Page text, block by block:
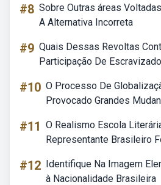
#8 Sobre Outras áreas
A Alternativa Incorreta
#9 Quais Dessas Revoltas
Participação De
#10 O Processo De
Provocado Grandes
#11 O Realismo Escola
Representante Brasileiro
#12 Identifique Na Imagem
à Nacionalidade Brasileira